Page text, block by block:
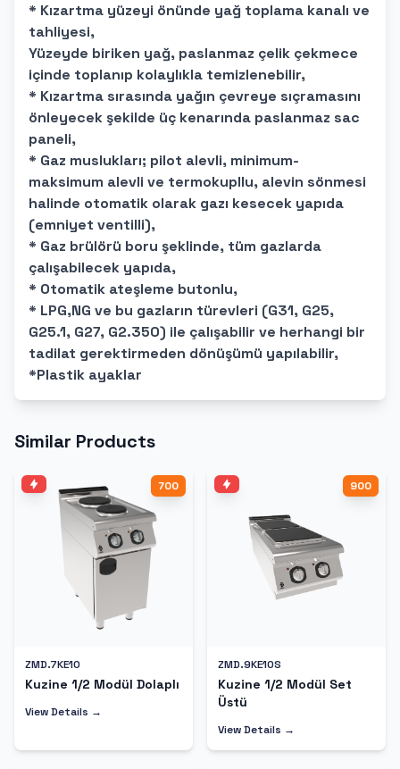
* Kızartma yüzeyi önünde yağ toplama kanalı ve
tahliyesi,
Yüzeyde biriken yağ, paslanmaz çelik çekmece
içinde toplanıp kolaylıkla temizlenebilir,
* Kızartma sırasında yağın çevreye sıçramasını
önleyecek şekilde üç kenarında paslanmaz sac
paneli,
* Gaz muslukları; pilot alevli, minimum-
maksimum alevli ve termokupllu, alevin sönmesi
halinde otomatik olarak gazı kesecek yapıda
(emniyet ventilli),
* Gaz brülörü boru şeklinde, tüm gazlarda
çalışabilecek yapıda,
* Otomatik ateşleme butonlu,
* LPG,NG ve bu gazların türevleri (G31, G25,
G25.1, G27, G2.350) ile çalışabilir ve herhangi bir
tadilat gerektirmeden dönüşümü yapılabilir,
*Plastik ayaklar
Similar Products
700
ZMD.7KE10
Kuzine 1/2 Modül Dolaplı
View Details →
900
ZMD.9KE10S
Kuzine 1/2 Modül Set
Üstü
View Details →